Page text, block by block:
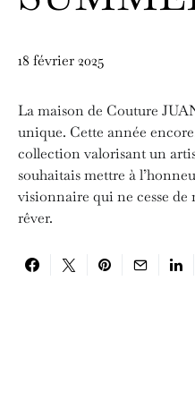
18 février 2025
La maison de Couture
unique. Cette année
collection valorisant un
souhaitais mettre à
visionnaire qui ne cesse
rêver.